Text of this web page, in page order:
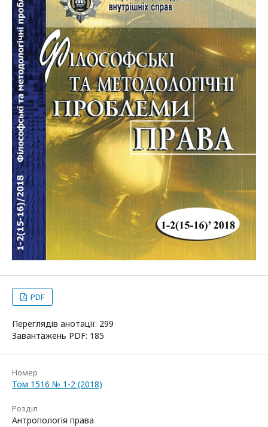
PDF
Переглядів анотації: 299
Завантажень PDF: 185
Номер
Том 1516 № 1-2 (2018)
Розділ
Антропологія права